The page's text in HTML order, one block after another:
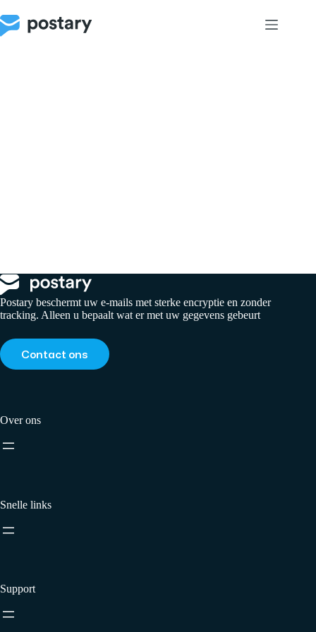
to
content
Postary beschermt uw e-mails met sterke encryptie en zonder
tracking. Alleen u bepaalt wat er met uw gegevens gebeurt
Contact ons
Over ons
Snelle links
Support